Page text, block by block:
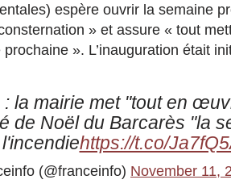
espère ouvrir la semaine
» et assure « tout
». L’inauguration était
la mairie met "tout en
de Noël du Barcarès "la
https://t.co/
(@franceinfo) November 11,